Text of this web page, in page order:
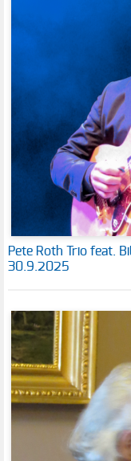
Pete Roth Trio feat.
30.9.2025